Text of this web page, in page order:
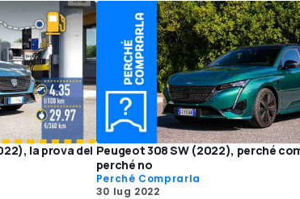
la prova dei Peugeot 308 SW (2022), perché
perché no
Perché Comprarla
30 lug 2022